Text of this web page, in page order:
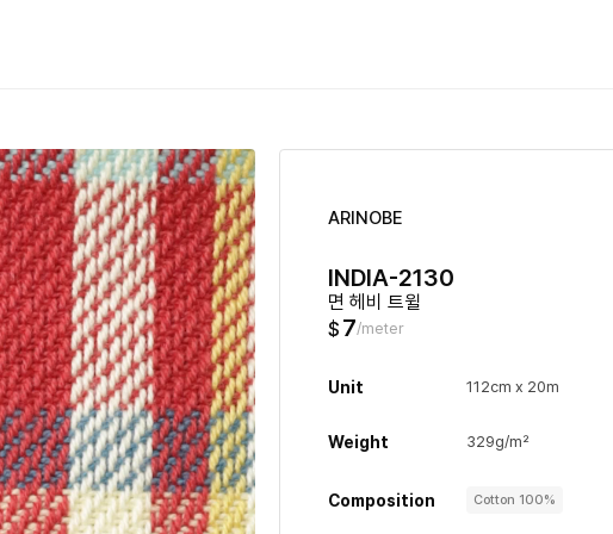
ARINOBE
INDIA-2130
면 헤비 트윌
$ 7/meter
Unit 112cm x 20m
Weight 329g/m²
Composition Cotton 100%